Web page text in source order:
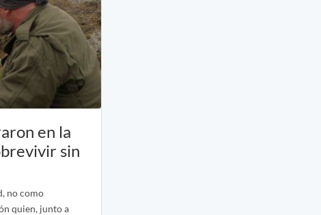
en la
sin
no como
quien, junto a